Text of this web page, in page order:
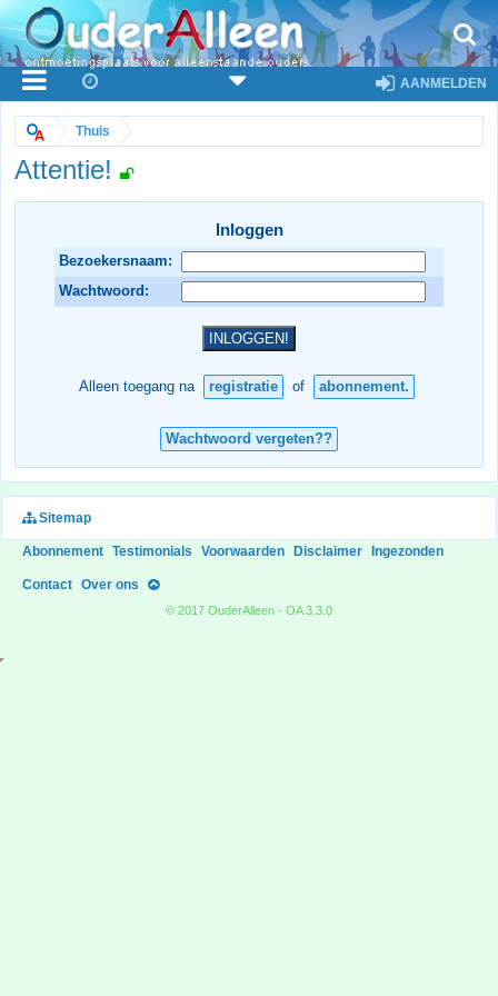
AANMELDEN
Thuis
Attentie!
Inloggen
Bezoekersnaam:
Wachtwoord:
Alleen toegang na registratie of abonnement.
Wachtwoord vergeten??
Sitemap
Abonnement Testimonials Voorwaarden Disclaimer Ingezonden
Contact Over ons
© 2017 OuderAlleen - OA 3.3.0